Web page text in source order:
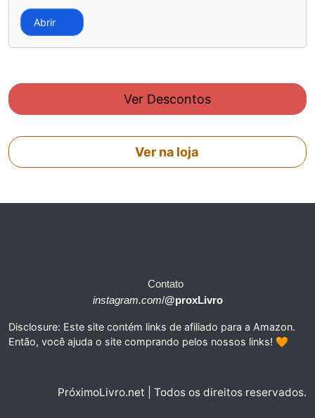
Abrir
Ver Descontos
Ver na loja
Contato
instagram.com/@proxLivro
Disclosure: Este site contém links de afiliado para a Amazon.
Então, você ajuda o site comprando pelos nossos links! 🧡
PróximoLivro.net | Todos os direitos reservados.